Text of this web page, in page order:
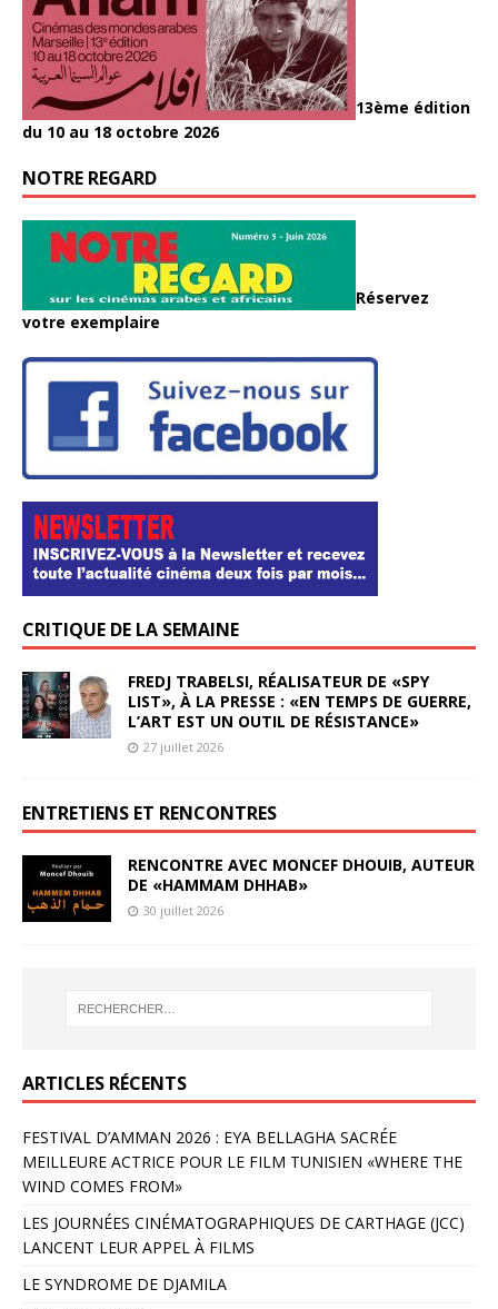
13ème édition
du 10 au 18 octobre 2026
NOTRE REGARD
Réservez
votre exemplaire
CRITIQUE DE LA SEMAINE
FREDJ TRABELSI, RÉALISATEUR DE «SPY
LIST», À LA PRESSE : «EN TEMPS DE GUERRE,
L’ART EST UN OUTIL DE RÉSISTANCE»
27 juillet 2026
ENTRETIENS ET RENCONTRES
RENCONTRE AVEC MONCEF DHOUIB, AUTEUR
DE «HAMMAM DHHAB»
30 juillet 2026
ARTICLES RÉCENTS
FESTIVAL D’AMMAN 2026 : EYA BELLAGHA SACRÉE
MEILLEURE ACTRICE POUR LE FILM TUNISIEN «WHERE THE
WIND COMES FROM»
LES JOURNÉES CINÉMATOGRAPHIQUES DE CARTHAGE (JCC)
LANCENT LEUR APPEL À FILMS
LE SYNDROME DE DJAMILA